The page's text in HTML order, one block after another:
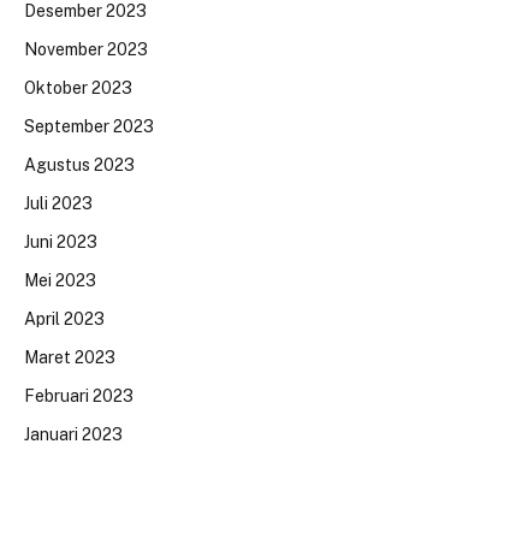
Desember 2023
November 2023
Oktober 2023
September 2023
Agustus 2023
Juli 2023
Juni 2023
Mei 2023
April 2023
Maret 2023
Februari 2023
Januari 2023